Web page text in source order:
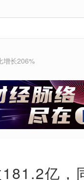
增长206%
亿，